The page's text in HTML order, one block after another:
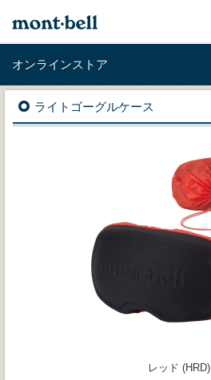
オンラインストア
ライトゴーグルケース
レッド (HRD)